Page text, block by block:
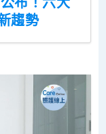
趨勢